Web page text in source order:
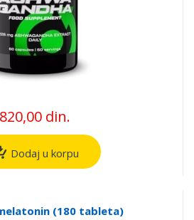
820,00 din.
Dodaj u korpu
(180 tableta)